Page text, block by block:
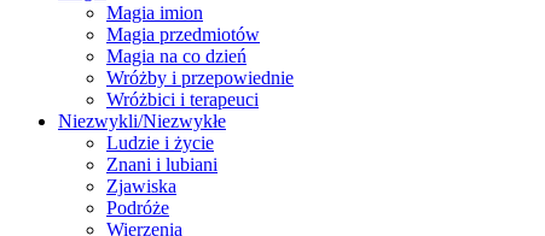
Magia imion
Magia przedmiotów
Magia na co dzień
Wróżby i przepowiednie
Wróżbici i terapeuci
Niezwykli/Niezwykłe
Ludzie i życie
Znani i lubiani
Zjawiska
Podróże
Wierzenia